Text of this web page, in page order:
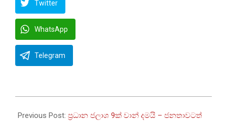
Twitter
WhatsApp
Telegram
05-
Previous Post: ප්‍රධාන ජලාශ 9ක් වාන් දමයි – ජනතාවටත්